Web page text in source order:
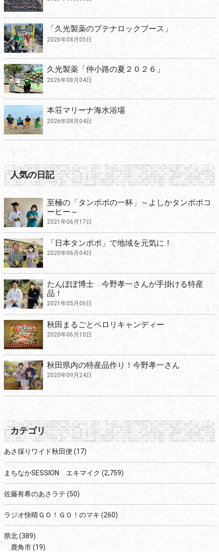
「久光製薬のブテナロックブース」
2026年08月05日
久光製薬「仲小路の夏２０２６」
2026年08月04日
本荘マリーナ海水浴場
2026年08月04日
人気の日記
至極の「タンポポの一杯」～よしかタンポポコ
ーヒー～
2021年06月17日
「日本タンポポ」で地域を元気に！
2020年06月04日
たんぽぽ博士 今野孝一さんが手掛ける特産
品！
2021年05月06日
秋田まるごとペロリキャンディー
2020年06月10日
秋田県内の特産品作り！今野孝一さん
2020年09月24日
カテゴリ
あさ採りワイド秋田便 (17)
まちなかSESSION エキマイク (2,759)
佐藤有希のあさラテ (50)
ラジオ快晴ＧＯ！ＧＯ！のマキ (260)
県北(389)
鹿角市(19)